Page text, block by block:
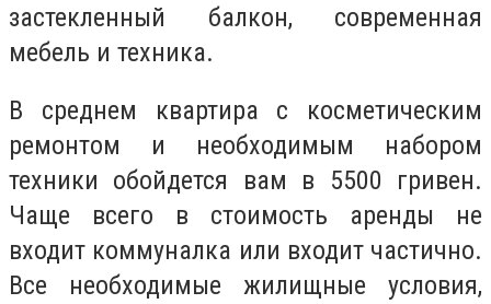
застекленный балкон, современная
мебель и техника.
В среднем квартира с косметическим
ремонтом и необходимым набором
техники обойдется вам в 5500 гривен.
Чаще всего в стоимость аренды не
входит коммуналка или входит частично.
Все необходимые жилищные условия,